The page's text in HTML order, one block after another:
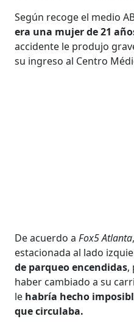
Según recoge el medio
era una mujer de 21
accidente le produjo
su ingreso al Centro
De acuerdo aFox5 Atlanta
estacionada al lado
de parqueo encendidas,
haber cambiado a su
le habría hecho
que circulaba.